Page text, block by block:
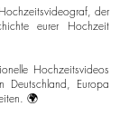
der
eurer Hochzeit
Hochzeitsvideos
Deutschland, Europa
🌍